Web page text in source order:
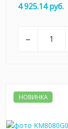
4 925.14 руб.
–
НОВИНКА